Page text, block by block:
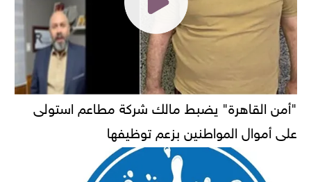
"أمن القاهرة" يضبط مالك شركة مطاعم استولى
على أموال المواطنين بزعم توظيفها